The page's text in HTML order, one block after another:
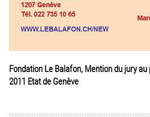
Fondation Le Balafon, Mention du jury
2011 Etat de Genève